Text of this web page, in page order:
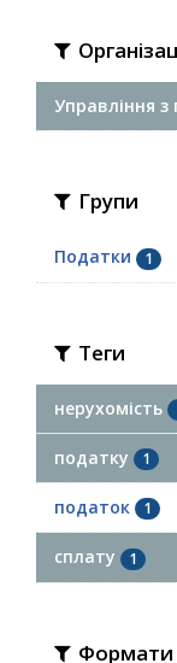
Управління з
Групи
Податки 1
Теги
нерухомість
податку 1
податок 1
сплату 1
Формати